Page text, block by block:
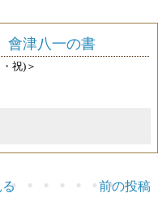
津八一の書
祝)＞
前の投稿
る